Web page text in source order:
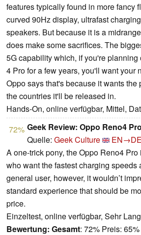
features typically found in more fancy
curved 90Hz display, ultrafast
speakers. But because it is a
does make some sacrifices. The
5G capability which, if you're
4 Pro for a few years, you'll want your
Oppo says that's because it wants the
the countries it'll be released in.
Hands-On, online verfügbar, Mittel,
72% Geek Review: Oppo Reno4 Pro
Quelle: Geek Culture EN→DE
A one-trick pony, the Oppo Reno4 Pro
who want the fastest charging speeds
general user, however, it wouldn’t
standard experience that should be
price.
Einzeltest, online verfügbar, Sehr
Bewertung: Gesamt: 72% Preis: